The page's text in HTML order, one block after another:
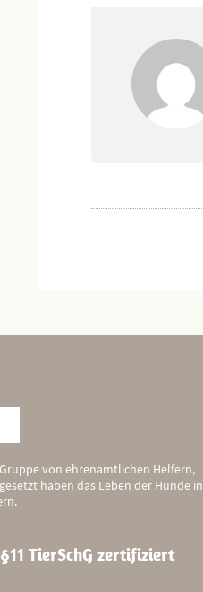
von ehrenamtlichen Helfern,
haben das Leben der Hunde in
TierSchG zertifiziert